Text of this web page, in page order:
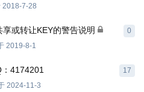
2018-7-28
或转让KEY的警告说明
2019-8-1
0
4174201
2024-11-3
17